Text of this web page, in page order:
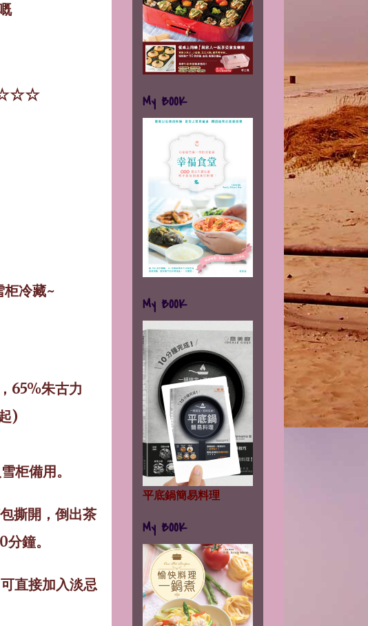
柜冷藏~
， 65%朱古力
)
柜備用。
撕開，倒出茶
分鐘。
直接加入淡忌
My BOOK
My BOOK
平底鍋簡易料理
My BOOK